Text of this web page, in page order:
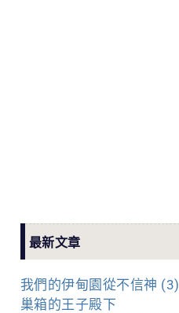
最新文章
我們的伊甸園從不信神 (3)
巢箱的王子殿下